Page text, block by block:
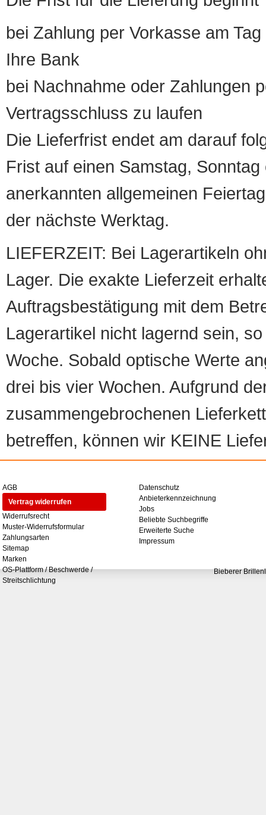
bei Zahlung per Vorkasse am
Ihre Bank
bei Nachnahme oder Zahlungen
Vertragsschluss zu laufen
Die Lieferfrist endet am darauf
Frist auf einen Samstag,
anerkannten allgemeinen
der nächste Werktag.
LIEFERZEIT: Bei Lagerartikeln
Lager. Die exakte Lieferzeit
Auftragsbestätigung mit dem
Lagerartikel nicht lagernd sein,
Woche. Sobald optische Werte
drei bis vier Wochen. Aufgrund
zusammengebrochenen
betreffen, können wir KEINE
AGB
Vertrag widerrufen
Widerrufsrecht
Muster-Widerrufsformular
Zahlungsarten
Sitemap
Marken
OS-Plattform / Beschwerde /
Streitschlichtung
Datenschutz
Anbieterkennzeichnung
Jobs
Beliebte Suchbegriffe
Erweiterte Suche
Impressum
Bieberer